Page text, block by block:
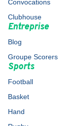
Convocations
Clubhouse
Entreprise
Blog
Groupe Scorers
Sports
Football
Basket
Hand